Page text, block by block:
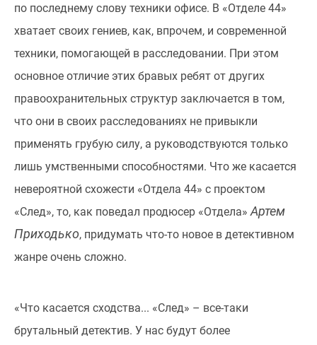
по последнему слову техники офисе. В «Отделе 44»
хватает своих гениев, как, впрочем, и современной
техники, помогающей в расследовании. При этом
основное отличие этих бравых ребят от других
правоохранительных структур заключается в том,
что они в своих расследованиях не привыкли
применять грубую силу, а руководствуются только
лишь умственными способностями. Что же касается
невероятной схожести «Отдела 44» с проектом
«След», то, как поведал продюсер «Отдела» Артем
Приходько, придумать что-то новое в детективном
жанре очень сложно.
«Что касается сходства... «След» – все-таки
брутальный детектив. У нас будут более